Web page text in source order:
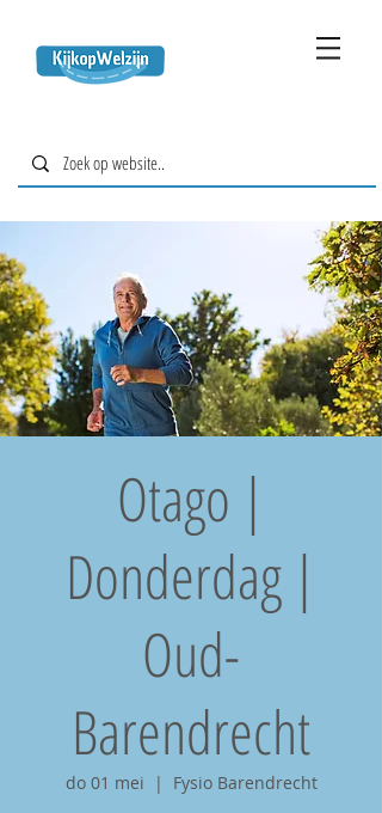
Otago |
Donderdag |
Oud-
Barendrecht
do 01 mei
  |
Fysio Barendrecht